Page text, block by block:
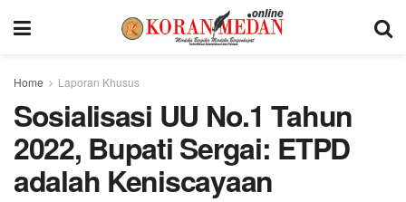
Home Laporan Khusus
Sosialisasi UU No.1 Tahun
2022, Bupati Sergai: ETPD
adalah Keniscayaan